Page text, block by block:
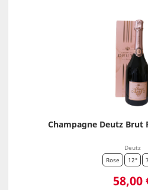
Champagne Deutz Brut
Deutz
Rose
12°
Prix
58,00